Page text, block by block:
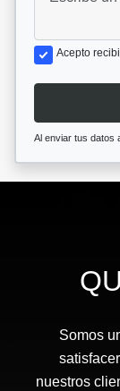
Acepto
Al enviar tus datos
Somos
nuestros